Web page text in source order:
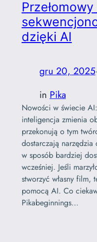
dzięki AI
gru 20, 2025
in Pika
Nowości w świecie
inteligencja zmienia
przekonują o tym
dostarczają
w sposób bardziej
wcześniej. Jeśli
stworzyć własny film,
pomocą AI. Co
Pikabeginnings…